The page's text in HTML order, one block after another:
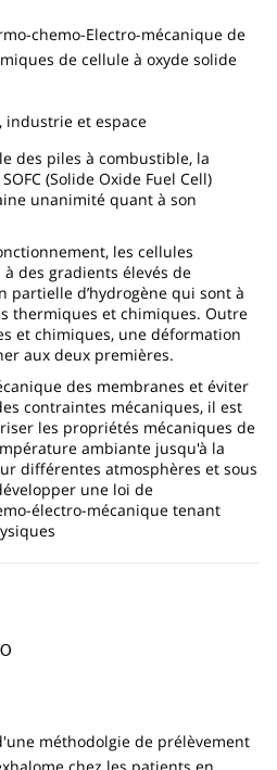
chemo-Electro-mécanique de
de cellule à oxyde solide
industrie et espace
des piles à combustible, la
(Solide Oxide Fuel Cell)
unanimité quant à son
les cellules
des gradients élevés de
partielle d’hydrogène qui sont à
thermiques et chimiques. Outre
et chimiques, une déformation
aux deux premières.
des membranes et éviter
contraintes mécaniques, il est
les propriétés mécaniques de
ambiante jusqu'à la
différentes atmosphères et sous
une loi de
électro-mécanique tenant
méthodolgie de prélèvement
chez les patients en